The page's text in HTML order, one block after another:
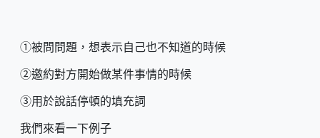
①被問問題，想表示自己也不知道的時候
②邀約對方開始做某件事情的時候
③用於說話停頓的填充詞
我們來看一下例子